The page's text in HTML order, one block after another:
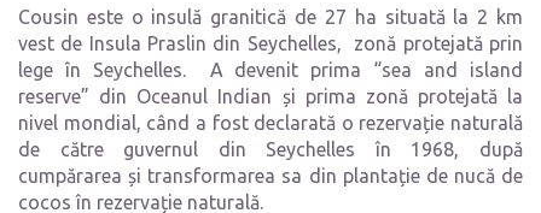
Cousin este o insulă granitică de 27 ha situată la 2 km
vest de Insula Praslin din Seychelles, zonă protejată prin
lege în Seychelles. A devenit prima “sea and island
reserve” din Oceanul Indian și prima zonă protejată la
nivel mondial, când a fost declarată o rezervație naturală
de către guvernul din Seychelles în 1968, după
cumpărarea și transformarea sa din plantație de nucă de
cocos în rezervație naturală.